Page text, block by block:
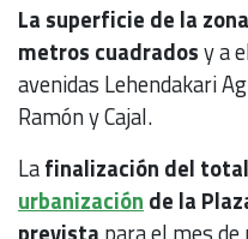
La superficie de la
metros cuadradosy a
avenidas Lehendakari
Ramón y Cajal.
Lafinalización del
urbanización de la